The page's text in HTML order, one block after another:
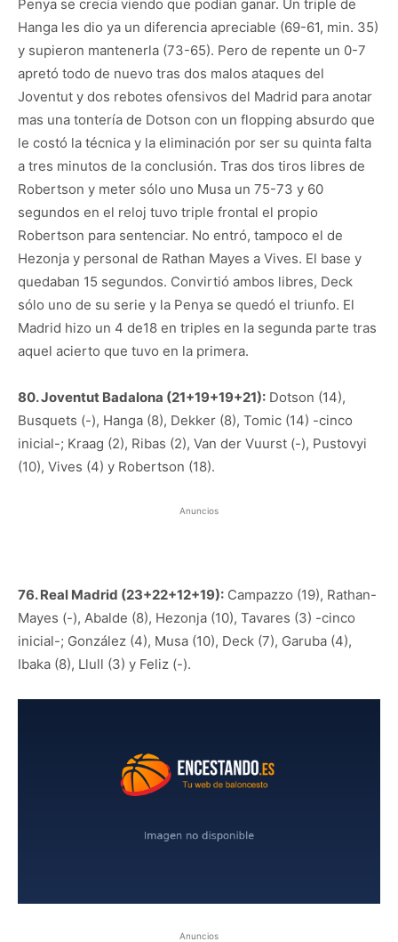
Penya se crecía viendo que podían ganar. Un triple de
Hanga les dio ya un diferencia apreciable (69-61, min. 35)
y supieron mantenerla (73-65). Pero de repente un 0-7
apretó todo de nuevo tras dos malos ataques del
Joventut y dos rebotes ofensivos del Madrid para anotar
mas una tontería de Dotson con un flopping absurdo que
le costó la técnica y la eliminación por ser su quinta falta
a tres minutos de la conclusión. Tras dos tiros libres de
Robertson y meter sólo uno Musa un 75-73 y 60
segundos en el reloj tuvo triple frontal el propio
Robertson para sentenciar. No entró, tampoco el de
Hezonja y personal de Rathan Mayes a Vives. El base y
quedaban 15 segundos. Convirtió ambos libres, Deck
sólo uno de su serie y la Penya se quedó el triunfo. El
Madrid hizo un 4 de18 en triples en la segunda parte tras
aquel acierto que tuvo en la primera.
80. Joventut Badalona (21+19+19+21): Dotson (14),
Busquets (-), Hanga (8), Dekker (8), Tomic (14) -cinco
inicial-; Kraag (2), Ribas (2), Van der Vuurst (-), Pustovyi
(10), Vives (4) y Robertson (18).
Anuncios
76. Real Madrid (23+22+12+19): Campazzo (19), Rathan-
Mayes (-), Abalde (8), Hezonja (10), Tavares (3) -cinco
inicial-; González (4), Musa (10), Deck (7), Garuba (4),
Ibaka (8), Llull (3) y Feliz (-).
Anuncios